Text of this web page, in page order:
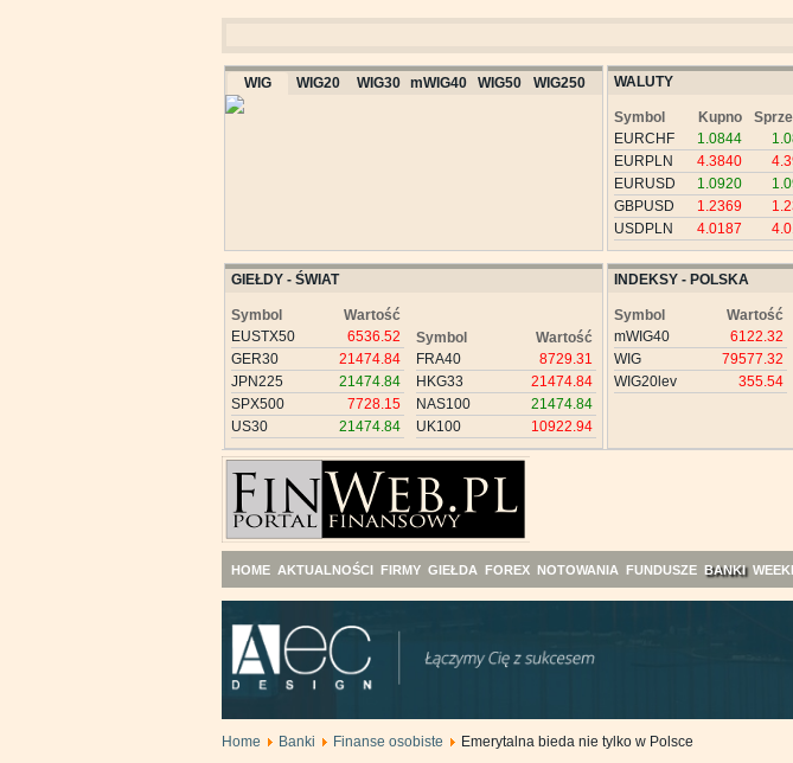
WIG WIG20 WIG30 mWIG40 WIG50 WIG250 WALUTY
Symbol Kupno
EURCHF
1.0844
EURPLN
4.3840
EURUSD
1.0920
GBPUSD
1.2369
USDPLN
4.0187
GIEŁDY - ŚWIAT
Symbol
Wartość
EUSTX50
6536.52
GER30
21474.84
JPN225
21474.84
SPX500
7728.15
US30
21474.84
Symbol
Wartość
FRA40
8729.31
HKG33
21474.84
NAS100
21474.84
UK100
10922.94
INDEKSY - POLSKA
Symbol
Wartość
mWIG40
6122.32
WIG
79577.32
WIG20lev
355.54
HOME AKTUALNOŚCI FIRMY GIEŁDA FOREX NOTOWANIA FUNDUSZE BANKI
Home Banki Finanse osobiste Emerytalna bieda nie tylko w Polsce